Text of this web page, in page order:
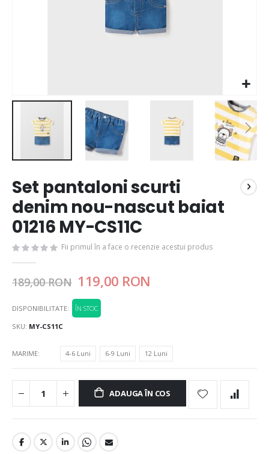
Set pantaloni scurti
denim nou-nascut baiat
01216 MY-CS11C
Fii primul în a face o recenzie acestui produs
189,00 RON 119,00 RON
DISPONIBILITATE:
ÎN STOC
SKU MY-CS11C
MARIME 4-6 Luni 6-9 Luni 12 Luni
ADAUGA ÎN COS